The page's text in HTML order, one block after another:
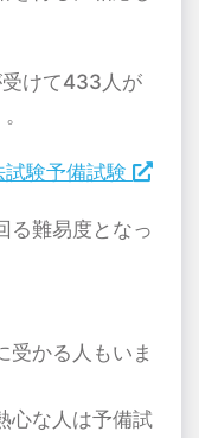
けて433人が
験予備試験
る難易度となっ
受かる人もいま
心な人は予備試